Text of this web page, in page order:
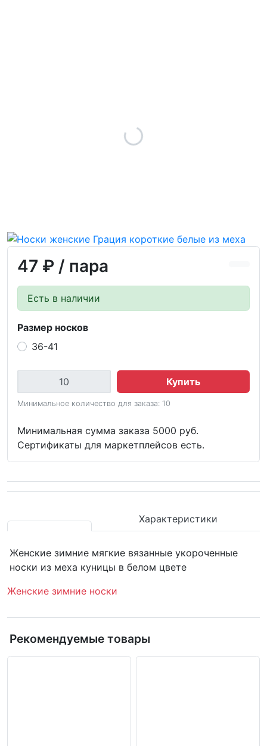
47 ₽ / пара
Есть в наличии
Размер носков
36-41
Купить
Минимальное количество для заказа: 10
Минимальная сумма заказа 5000 руб.
Сертификаты для маркетплейсов есть.
Характеристики
Женские зимние мягкие вязанные укороченные
носки из меха куницы в белом цвете
Женские зимние носки
Рекомендуемые товары